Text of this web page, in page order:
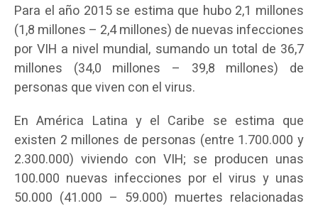
Para el año 2015 se estima que hubo 2,1 millones
(1,8 millones – 2,4 millones) de nuevas infecciones
por VIH a nivel mundial, sumando un total de 36,7
millones (34,0 millones – 39,8 millones) de
personas que viven con el virus.
En América Latina y el Caribe se estima que
existen 2 millones de personas (entre 1.700.000 y
2.300.000) viviendo con VIH; se producen unas
100.000 nuevas infecciones por el virus y unas
50.000 (41.000 – 59.000) muertes relacionadas